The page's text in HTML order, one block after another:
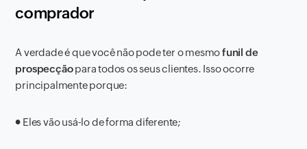
comprador
A verdade é que você não pode ter o mesmofunil de
prospecçãopara todos os seus clientes. Isso ocorre
principalmente porque:
● Eles vão usá-lo de forma diferente;